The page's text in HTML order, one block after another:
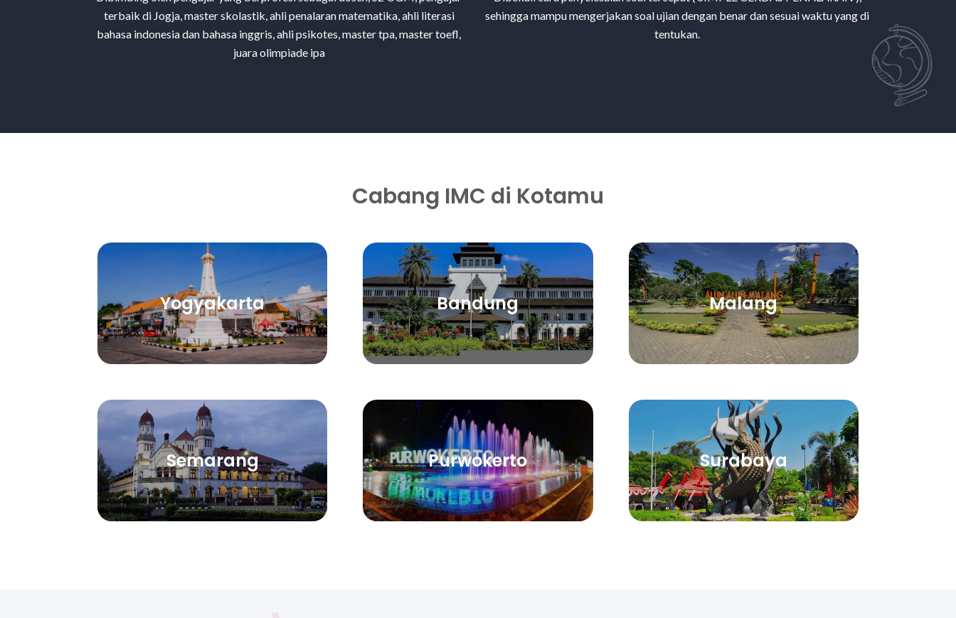
terbaik di Jogja, master skolastik, ahli penalaran matematika, ahli literasi
bahasa indonesia dan bahasa inggris, ahli psikotes, master tpa, master toefl,
juara olimpiade ipa
sehingga mampu mengerjakan soal ujian dengan benar dan sesuai waktu yang di
tentukan.
Cabang IMC di Kotamu
Yogyakarta Bandung Malang
Semarang Purwokerto Surabaya